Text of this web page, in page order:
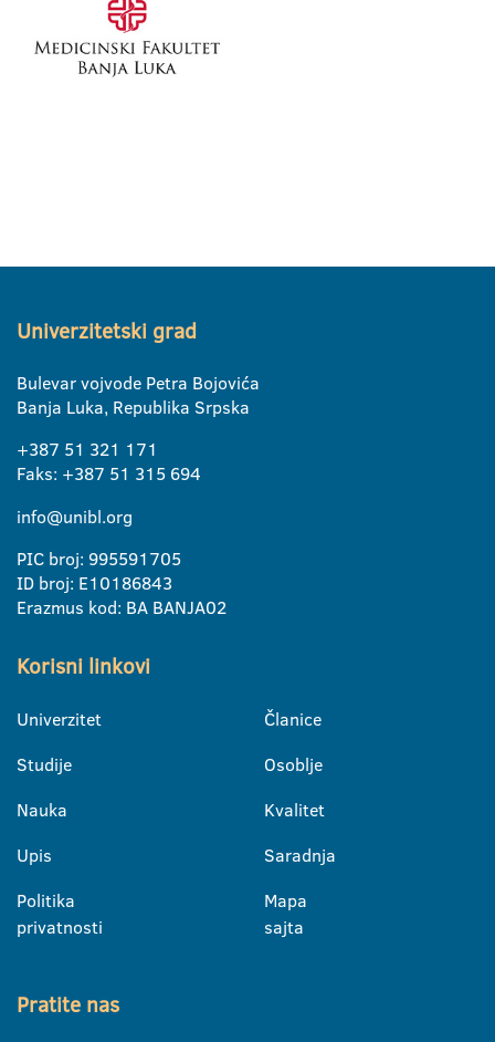
Univerzitetski grad
Bulevar vojvode Petra Bojovića
Banja Luka, Republika Srpska
+387 51 321 171
Faks: +387 51 315 694
info@unibl.org
PIC broj: 995591705
ID broj: E10186843
Erazmus kod: BA BANJA02
Korisni linkovi
Univerzitet
Studije
Nauka
Upis
Politika
privatnosti
Članice
Osoblje
Kvalitet
Saradnja
Mapa
sajta
Pratite nas